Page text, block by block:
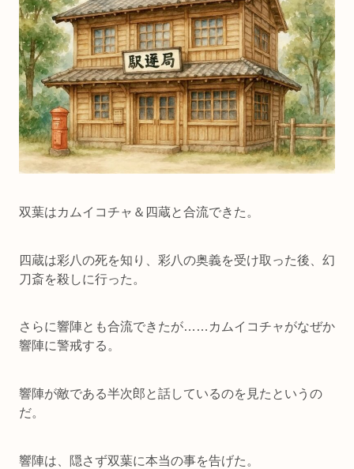
双葉はカムイコチャ＆四蔵と合流できた。
四蔵は彩八の死を知り、彩八の奥義を受け取った後、幻
刀斎を殺しに行った。
さらに響陣とも合流できたが……カムイコチャがなぜか
響陣に警戒する。
響陣が敵である半次郎と話しているのを見たというの
だ。
響陣は、隠さず双葉に本当の事を告げた。